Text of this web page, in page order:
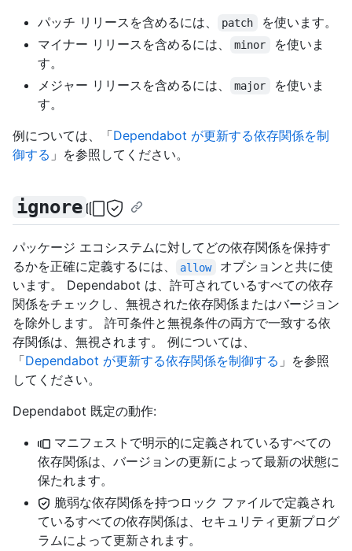
パッチ リリースを含めるには、
patch
を使います。
マイナー リリースを含めるには、
minor
を使いま
す。
メジャー リリースを含めるには、
major
を使いま
す。
例については、「Dependabot が更新する依存関係を制
御する 」を参照してください。
ignore
パッケージ エコシステムに対してどの依存関係を保持す
るかを正確に定義するには、
allow
オプションと共に使
います。 Dependabot は、許可されているすべての依存
関係をチェックし、無視された依存関係またはバージョン
を除外します。 許可条件と無視条件の両方で一致する依
存関係は、無視されます。 例については、
「Dependabot が更新する依存関係を制御する 」を参照
してください。
Dependabot 既定の動作:
マニフェストで明示的に定義されているすべての
依存関係は、バージョンの更新によって最新の状態に
保たれます。
脆弱な依存関係を持つロック ファイルで定義され
ているすべての依存関係は、セキュリティ更新プログ
ラムによって更新されます。